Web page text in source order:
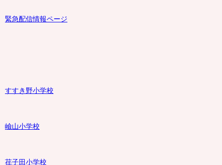
緊急配信情報ページ
すすき野小学校
嶮山小学校
荏子田小学校